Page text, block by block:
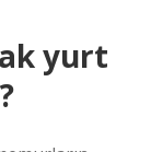
yurt